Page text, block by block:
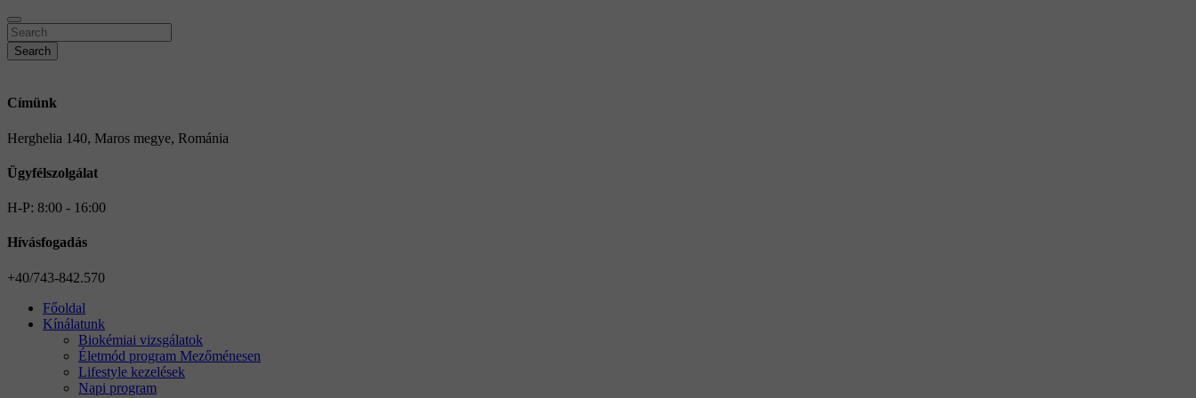
Search
Címünk
Herghelia 140, Maros megye, Románia
Ügyfélszolgálat
H-P: 8:00 - 16:00
Hívásfogadás
+40/743-842.570
Főoldal
Kínálatunk
Biokémiai vizsgálatok
Életmód program Mezőménesen
Lifestyle kezelések
Napi program